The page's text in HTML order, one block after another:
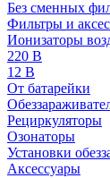
Без сменных
Фильтры и
Ионизаторы
220 В
12 В
От батарейки
Рециркуляторы
Озонаторы
Установки
Аксессуары